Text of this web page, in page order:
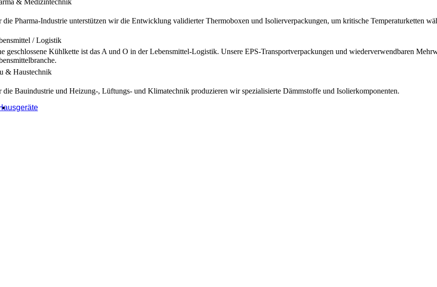
& Medizintechnik
die Pharma-Industrie unterstützen wir die Entwicklung validierter Thermoboxen und Isolierverpackungen, um kritische Temperaturketten
/ Logistik
geschlossene Kühlkette ist das A und O in der Lebensmittel-Logistik. Unsere EPS-Transportverpackungen und wiederverwendbaren
& Haustechnik
die Bauindustrie und Heizung-, Lüftungs- und Klimatechnik produzieren wir spezialisierte Dämmstoffe und Isolierkomponenten.